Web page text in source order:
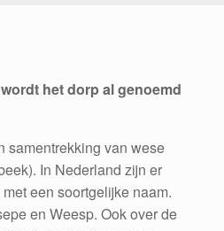
het dorp al genoemd
samentrekking van wese
In Nederland zijn er
een soortgelijke naam.
en Weesp. Ook over de